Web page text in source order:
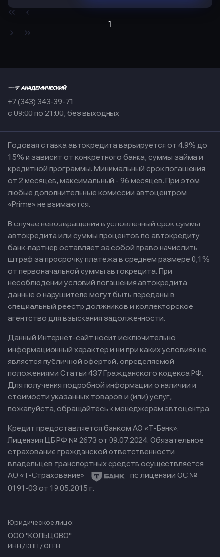
1
+7 (343) 343-39-71
с 09:00 по 21:00, без выходных
Годовая ставка автокредита варьируется от 4.9% до
15% и зависит от конкретного банка, суммы займа и
кредитной программы. Минимальный срок погашения
от 2 месяцев, максимальный - 96 месяцев. При этом
любые дополнительные комиссии автоцентром
«Prime» не взимаются.
В случае невозвращения в условленный срок суммы
автокредита или суммы процентов по автокредиту
банк-партнер оставляет за собой право начислить
штраф за просрочку платежа в среднем размере 0,1%
от первоначальной суммы автокредита. При
несоблюдении условий погашения автокредита
данные о нарушителе могут быть переданы в
специальный реестр должников и коллекторское
агентство для взыскания задолженности.
Данный Интернет-сайт носит исключительно
информационный характер и ни при каких условиях не
является публичной офертой, определяемой
положениями Статьи 437 Гражданского кодекса РФ.
Для получения подробной информации о наличии и
стоимости указанных товаров и (или) услуг,
пожалуйста, обращайтесь к менеджерам автоцентра.
Кредит предоставляется банком АО «Т-Банк».
Лицензия ЦБ РФ № 2673 от 09.07.2024. Обязательное
страхование гражданской ответственности
владельцев транспортных средств осуществляется
АО «Т-Страхование»
по лицензии ОС №
0191-03 от 19.05.2015 г.
Юридическое лицо:
ООО "КОЛЬЦОВО"
ИНН / КПП / ОГРН: